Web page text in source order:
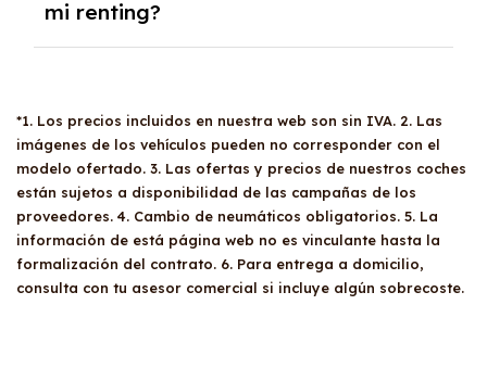
antigüedad o presentar un aval solvente,
DNI del apoderado, balances, impuesto de
sociedades, entre otros. Una vez aprobada la
solicitud, la empresa puede disfrutar de un
vehículo sin preocuparse por gastos
adicionales.
mi renting?
carné de conducir válido. No hay restricciones
específicas sobre quién puede utilizar el
vehículo, pero es recomendable revisar las
condiciones del contrato para evitar
sorpresas.
*1. Los precios incluidos en nuestra web son sin IVA. 2. Las
imágenes de los vehículos pueden no corresponder con el
modelo ofertado. 3. Las ofertas y precios de nuestros coches
están sujetos a disponibilidad de las campañas de los
proveedores. 4. Cambio de neumáticos obligatorios. 5. La
información de está página web no es vinculante hasta la
formalización del contrato. 6. Para entrega a domicilio,
consulta con tu asesor comercial si incluye algún sobrecoste.